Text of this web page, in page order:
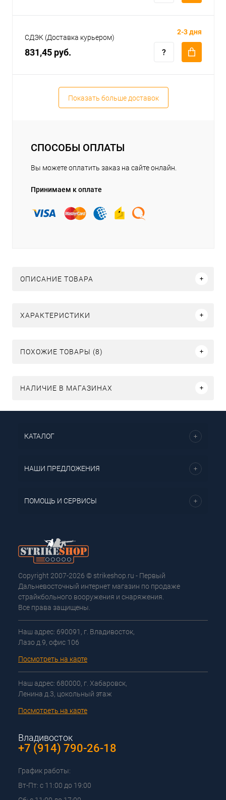
СДЭК (Доставка курьером)
831,45 руб.
2-3 дня
Показать больше доставок
СПОСОБЫ ОПЛАТЫ
Вы можете оплатить заказ на сайте онлайн.
Принимаем к оплате
ОПИСАНИЕ ТОВАРА
ХАРАКТЕРИСТИКИ
ПОХОЖИЕ ТОВАРЫ (8)
НАЛИЧИЕ В МАГАЗИНАХ
КАТАЛОГ
НАШИ ПРЕДЛОЖЕНИЯ
ПОМОЩЬ И СЕРВИСЫ
Copyright 2007-2026 © strikeshop.ru - Первый
Дальневосточный интернет магазин по продаже
страйкбольного вооружения и снаряжения.
Все права защищены.
Наш адрес: 690091, г. Владивосток,
Лазо д.9, офис 106
Посмотреть на карте
Наш адрес: 680000, г. Хабаровск,
Ленина д.3, цокольный этаж
Посмотреть на карте
Владивосток
+7 (914) 790-26-18
График работы:
Вт-Пт: с 11:00 до 19:00